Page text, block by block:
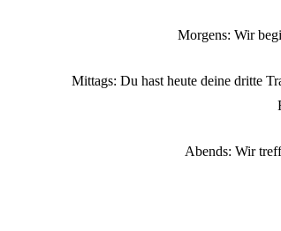
Morgens: Wir
Mittags: Du hast heute deine dritte
Abends: Wir